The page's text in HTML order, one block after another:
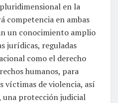
en la
competencia en ambas
un conocimiento amplio
jurídicas, reguladas
como el derecho
humanos, para
víctimas de violencia, así
una protección judicial